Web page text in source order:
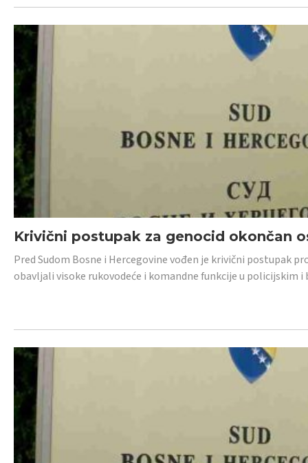
Krivični postupak za genocid okončan
Pred Sudom Bosne i Hercegovine vođen je krivični postupak
obavljali visoke rukovodeće i komandne funkcije u policijskim